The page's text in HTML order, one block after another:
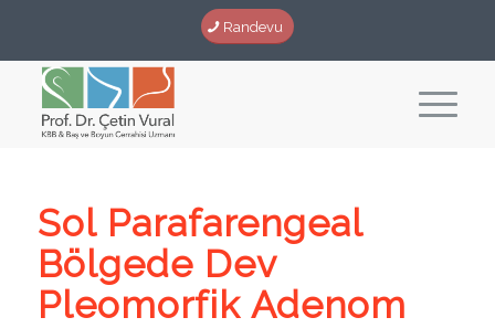
Randevu
Sol Parafarengeal
Bölgede Dev
Pleomorfik Adenom